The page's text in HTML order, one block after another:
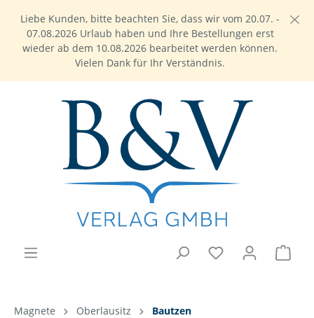
Liebe Kunden, bitte beachten Sie, dass wir vom 20.07. -
07.08.2026 Urlaub haben und Ihre Bestellungen erst
wieder ab dem 10.08.2026 bearbeitet werden können.
Vielen Dank für Ihr Verständnis.
Magnete Oberlausitz Bautzen